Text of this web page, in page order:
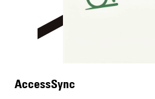
AccessSync